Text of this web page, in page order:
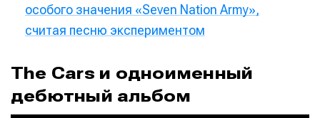
особого значения «Seven Nation Army»,
считая песню экспериментом
The Cars и одноименный
дебютный альбом